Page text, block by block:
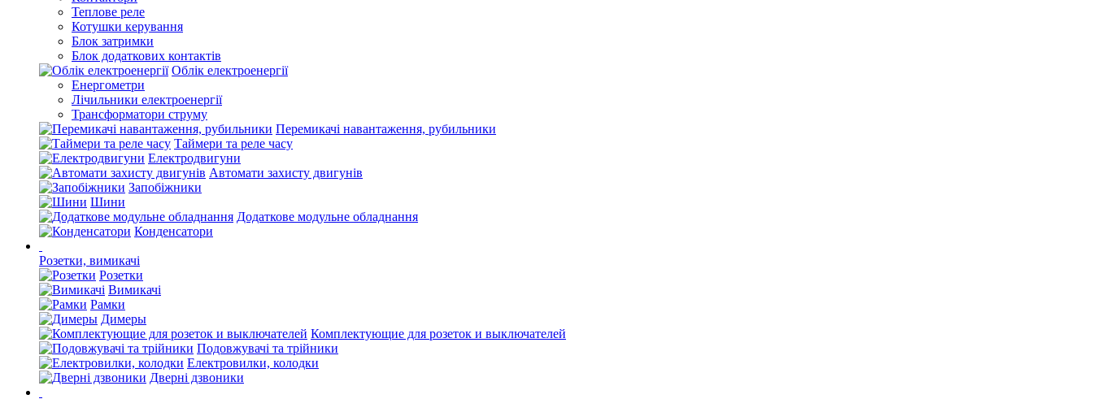
Теплове реле
Котушки керування
Блок затримки
Блок додаткових контактів
Облік електроенергії
Енергометри
Лічильники електроенергії
Трансформатори струму
Перемикачі навантаження, рубильники
Таймери та реле часу
Електродвигуни
Автомати захисту двигунів
Запобіжники
Шини
Додаткове модульне обладнання
Конденсатори
Розетки, вимикачі
Розетки
Вимикачі
Рамки
Димеры
Комплектующие для розеток и выключателей
Подовжувачі та трійники
Електровилки, колодки
Дверні дзвоники